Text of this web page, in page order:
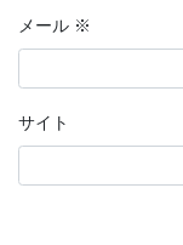
メール ※
サイト